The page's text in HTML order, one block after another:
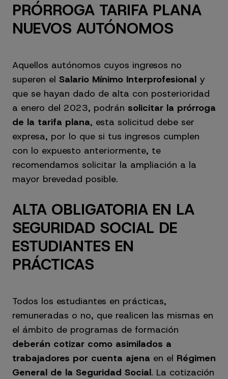
PRÓRROGA TARIFA PLANA
NUEVOS AUTÓNOMOS
Aquellos autónomos cuyos ingresos no
superen el Salario Mínimo Interprofesional y
que se hayan dado de alta con posterioridad
a enero del 2023, podrán solicitar la prórroga
de la tarifa plana, esta solicitud debe ser
expresa, por lo que si tus ingresos cumplen
con lo expuesto anteriormente, te
recomendamos solicitar la ampliación a la
mayor brevedad posible.
ALTA OBLIGATORIA EN LA
SEGURIDAD SOCIAL DE
ESTUDIANTES EN
PRÁCTICAS
Todos los estudiantes en prácticas,
remuneradas o no, que realicen las mismas en
el ámbito de programas de formación
deberán cotizar como asimilados a
trabajadores por cuenta ajena en el Régimen
General de la Seguridad Social. La cotización